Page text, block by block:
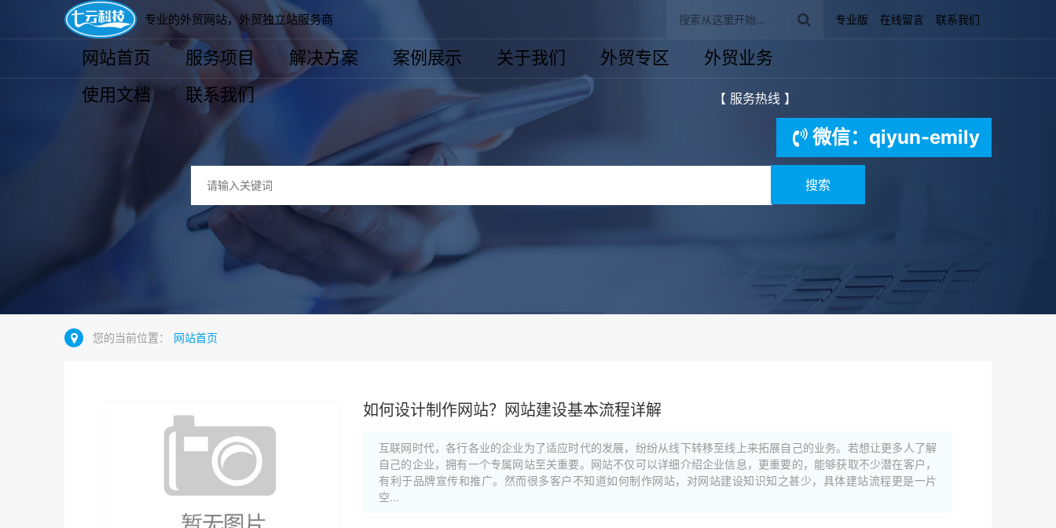
专业的外贸网站，外贸独立站服务商 专业版 在线留言 联系我们
网站首页 服务项目 解决方案 案例展示 关于我们 外贸专区
外贸业务
使用文档
联系我们 【 服务热线 】
微信：qiyun-emily
搜索
您的当前位置： 网站首页
如何设计制作网站？网站建设基本流程详解
互联网时代，各行各业的企业为了适应时代的发展，纷纷从线下转移至线上来拓展自己的业务。若想让更多人了解
自己的企业，拥有一个专属网站至关重要。网站不仅可以详细介绍企业信息，更重要的，能够获取不少潜在客户，
有利于品牌宣传和推广。然而很多客户不知道如何制作网站，对网站建设知识知之甚少，具体建站流程更是一片
空...